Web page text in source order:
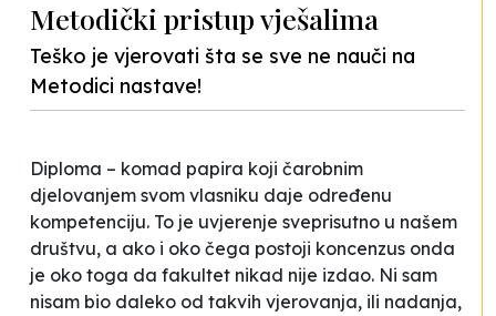
Metodički pristup vješalima
Teško je vjerovati šta se sve ne nauči na
Metodici nastave!
Diploma – komad papira koji čarobnim
djelovanjem svom vlasniku daje određenu
kompetenciju. To je uvjerenje sveprisutno u našem
društvu, a ako i oko čega postoji koncenzus onda
je oko toga da fakultet nikad nije izdao. Ni sam
nisam bio daleko od takvih vjerovanja, ili nadanja,